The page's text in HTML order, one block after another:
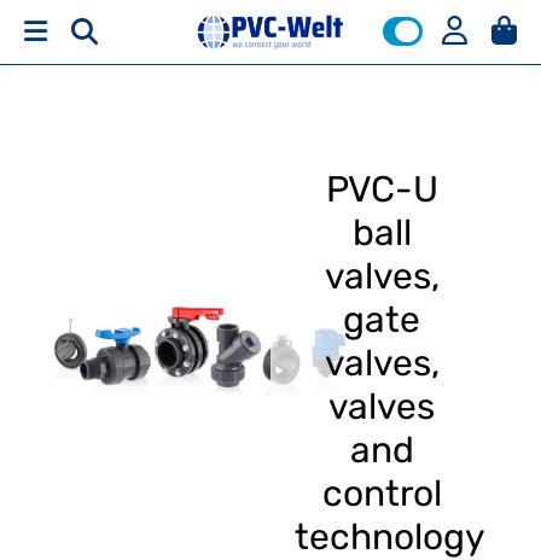
PVC-U
ball
valves,
gate
valves,
valves
and
control
technology